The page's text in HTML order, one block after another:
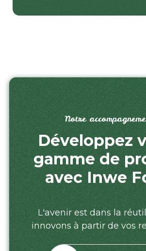
Notre
Développez
gamme de
avec Inwe
L'avenir est dans la
innovons à partir de vos